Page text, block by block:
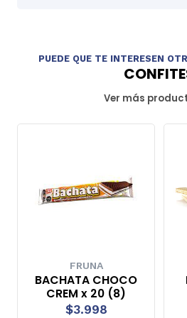
PUEDE QUE TE INTERESEN
Ver más
FRUNA
BACHATA CHOCO
CREM x 20 (8)
$3.998